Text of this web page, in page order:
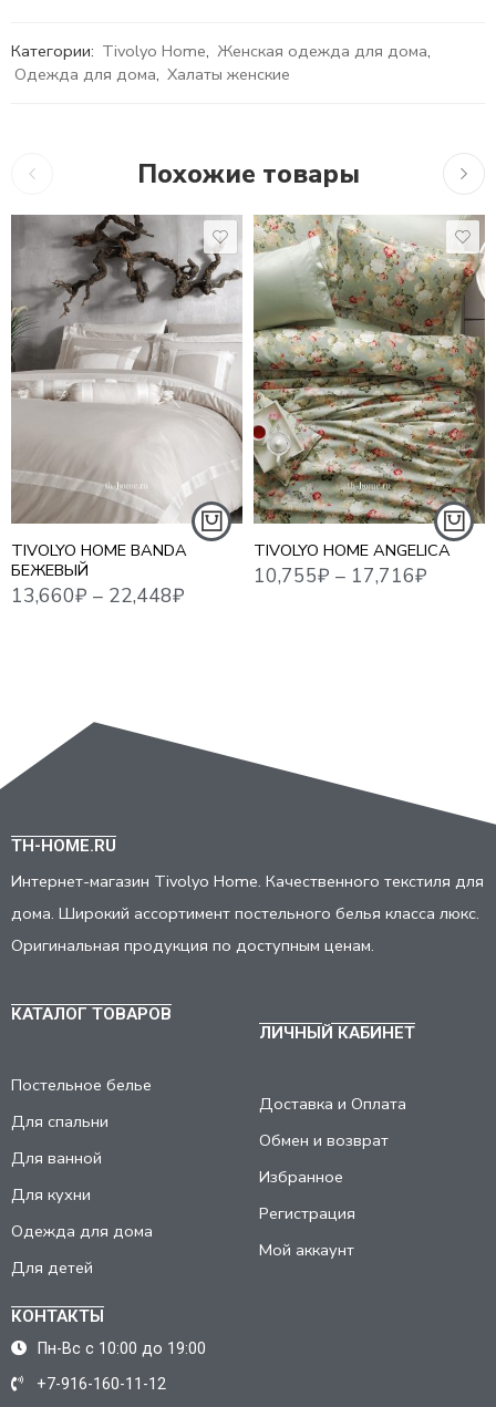
Категории: Tivolyo Home, Женская одежда для дома,
Одежда для дома, Халаты женские
Похожие товары
TIVOLYO HOME BANDA
БЕЖЕВЫЙ
13,660₽–22,448₽
1,5 СПАЛЬНЫЙ
СЕМЕЙНЫЙ
TIVOLYO HOME ANGELICA
10,755₽–17,716₽
1,5 СПАЛЬНЫЙ
ЕВРО СТАНДАРТ
ЕВРО MAXI
СЕМЕЙНЫЙ
TH-HOME.RU
Интернет-магазин Tivolyo Home. Качественного текстиля для
дома. Широкий ассортимент постельного белья класса люкс.
Оригинальная продукция по доступным ценам.
КАТАЛОГ ТОВАРОВ
Постельное белье
Для спальни
Для ванной
Для кухни
Одежда для дома
Для детей
ЛИЧНЫЙ КАБИНЕТ
Доставка и Оплата
Обмен и возврат
Избранное
Регистрация
Мой аккаунт
КОНТАКТЫ
Пн-Вс с 10:00 до 19:00
+7-916-160-11-12